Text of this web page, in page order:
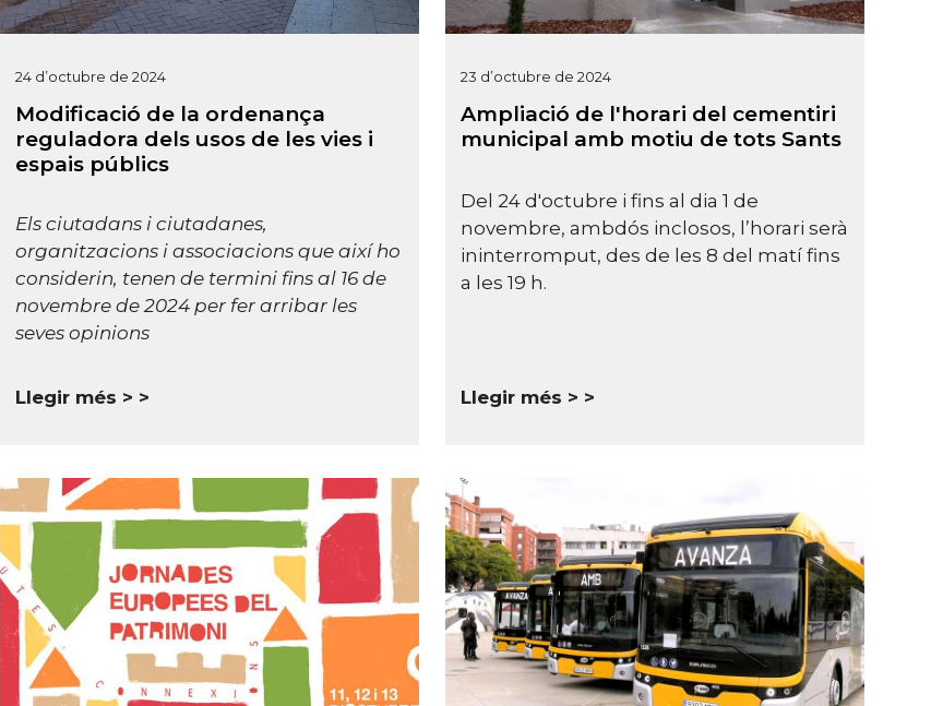
24 d’octubre de 2024
Modificació de la ordenança
reguladora dels usos de les vies i
espais públics
Els ciutadans i ciutadanes,
organitzacions i associacions que així ho
considerin, tenen de termini fins al 16 de
novembre de 2024 per fer arribar les
seves opinions
Llegir més >
23 d’octubre de 2024
Ampliació de l'horari del cementiri
municipal amb motiu de tots Sants
Del 24 d'octubre i fins al dia 1 de
novembre, ambdós inclosos, l’horari serà
ininterromput, des de les 8 del matí fins
a les 19 h.
Llegir més >